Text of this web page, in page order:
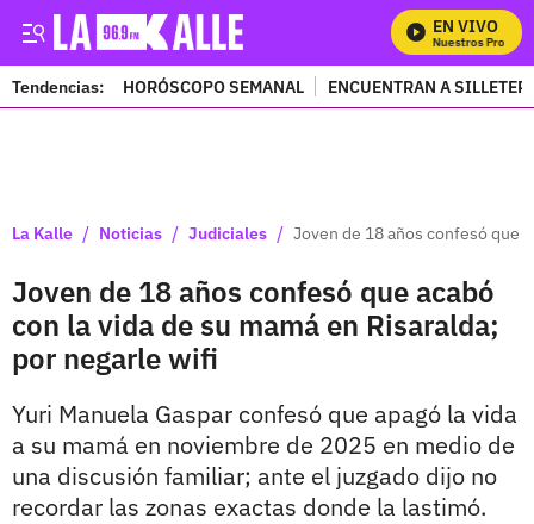
EN VIVO
Mira Todos Nuestros
Tendencias: HORÓSCOPO SEMANAL ENCUENTRAN A
La Kalle / Noticias / Judiciales / Joven de 18 años confesó que
Joven de 18 años confesó que acabó
con la vida de su mamá en Risaralda;
por negarle wifi
Yuri Manuela Gaspar confesó que apagó la vida
a su mamá en noviembre de 2025 en medio de
una discusión familiar; ante el juzgado dijo no
recordar las zonas exactas donde la lastimó.